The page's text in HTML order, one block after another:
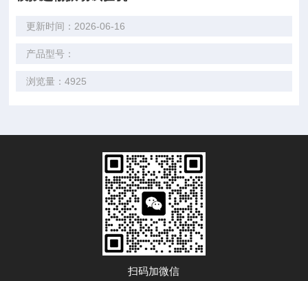
更新时间：2026-06-16
产品型号：
浏览量：4925
扫码加微信